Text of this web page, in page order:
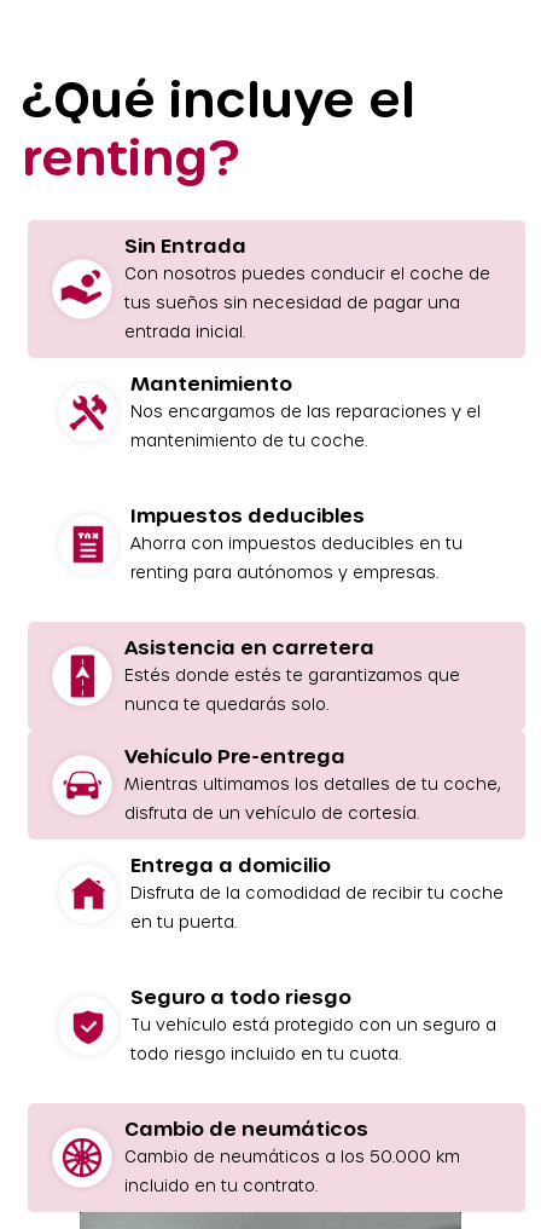
¿Qué incluye el
renting?
Sin Entrada
Con nosotros puedes conducir el coche de
tus sueños sin necesidad de pagar una
entrada inicial.
Mantenimiento
Nos encargamos de las reparaciones y el
mantenimiento de tu coche.
Impuestos deducibles
Ahorra con impuestos deducibles en tu
renting para autónomos y empresas.
Asistencia en carretera
Estés donde estés te garantizamos que
nunca te quedarás solo.
Vehículo Pre-entrega
Mientras ultimamos los detalles de tu coche,
disfruta de un vehículo de cortesía.
Entrega a domicilio
Disfruta de la comodidad de recibir tu coche
en tu puerta.
Seguro a todo riesgo
Tu vehículo está protegido con un seguro a
todo riesgo incluido en tu cuota.
Cambio de neumáticos
Cambio de neumáticos a los 50.000 km
incluido en tu contrato.